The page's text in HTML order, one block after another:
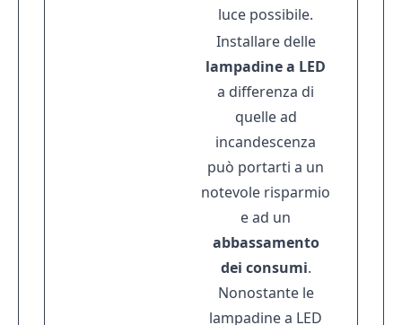
luce possibile.
Installare delle
lampadine a LED
a differenza di
quelle ad
incandescenza
può portarti a un
notevole risparmio
e ad un
abbassamento
dei consumi.
Nonostante le
lampadine a LED